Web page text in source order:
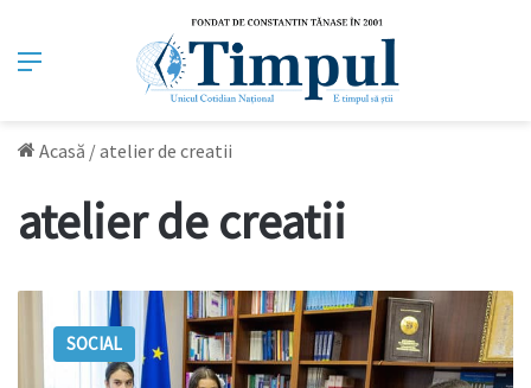
Meniu
Acasă /atelier de creatii
atelier de creatii
creațieSOCIAL